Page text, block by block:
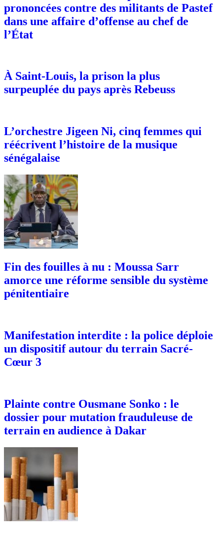
prononcées contre des militants de Pastef
dans une affaire d’offense au chef de
l’État
À Saint-Louis, la prison la plus
surpeuplée du pays après Rebeuss
L’orchestre Jigeen Ni, cinq femmes qui
réécrivent l’histoire de la musique
sénégalaise
Fin des fouilles à nu : Moussa Sarr
amorce une réforme sensible du système
pénitentiaire
Manifestation interdite : la police déploie
un dispositif autour du terrain Sacré-
Cœur 3
Plainte contre Ousmane Sonko : le
dossier pour mutation frauduleuse de
terrain en audience à Dakar